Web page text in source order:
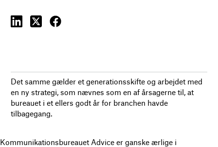
Det samme gælder et generationsskifte og arbejdet med
en ny strategi, som nævnes som en af årsagerne til, at
bureauet i et ellers godt år for branchen havde
tilbagegang.
Kommunikationsbureauet Advice er ganske ærlige i